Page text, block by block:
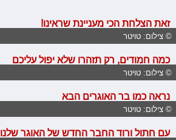
זאת הצלחת הכי מעניינת שראינו!
© צילום: טויטר
כמה חמודים, רק תזהרו שלא יפול עליכם
© צילום: טויטר
נראה כמו בר האוגרים הבא
© צילום: טויטר
עם חתול ורוד החבר החדש של האוגר שלנו